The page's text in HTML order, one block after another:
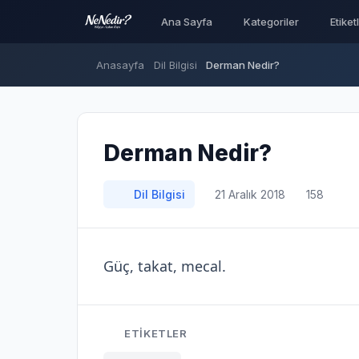
Ana Sayfa Kategoriler
Anasayfa Dil Bilgisi Derman Nedir?
Derman Nedir?
Dil Bilgisi 21 Aralık 2018 158
Güç, takat, mecal.
ETIKETLER